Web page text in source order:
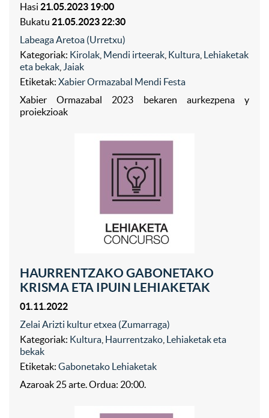
Hasi 21.05.2023 19:00
Bukatu 21.05.2023 22:30
Labeaga Aretoa (Urretxu)
Kategoriak: Kirolak Mendi irteerak Kultura Lehiaketak
eta bekak Jaiak
Etiketak: Xabier Ormazabal Mendi Festa
Xabier Ormazabal 2023 bekaren aurkezpena y
proiekzioak
HAURRENTZAKO GABONETAKO
KRISMA ETA IPUIN LEHIAKETAK
01.11.2022
Zelai Arizti kultur etxea (Zumarraga)
Kategoriak: Kultura Haurrentzako Lehiaketak eta
bekak
Etiketak: Gabonetako Lehiaketak
Azaroak 25 arte. Ordua: 20:00.